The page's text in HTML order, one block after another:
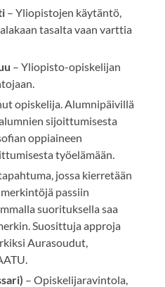
– Yliopistojen käytäntö,
tasalta vaan varttia
– Yliopisto-opiskelijan
opiskelija. Alumnipäivillä
sijoittumisesta
oppiaineen
työelämään.
jossa kierretään
passiin
suorituksella saa
Suosittuja approja
Aurasoudut,
– Opiskelijaravintola,